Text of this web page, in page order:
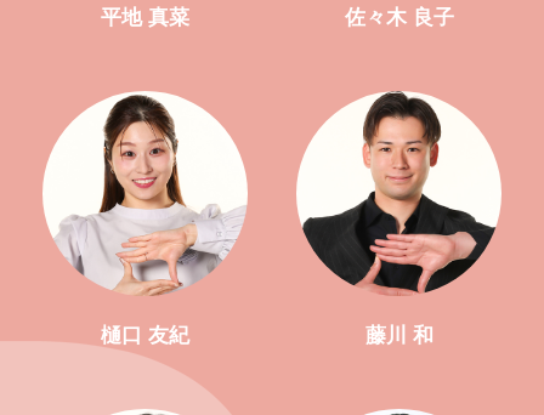
平地 真菜 佐々木 良子
樋口 友紀 藤川 和